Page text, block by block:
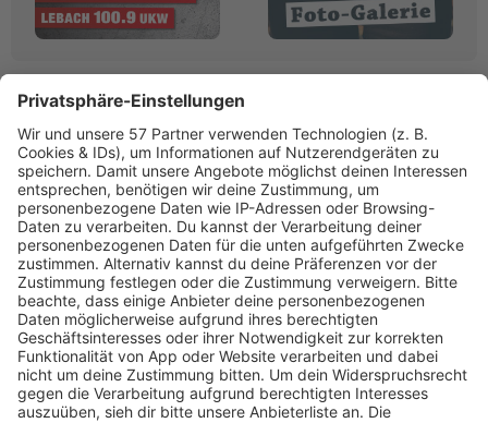
Linktipps:
Werbung
RADIO SALÜ
Saarlands bester Musikmix
www.salue.de»
PROGRAMM